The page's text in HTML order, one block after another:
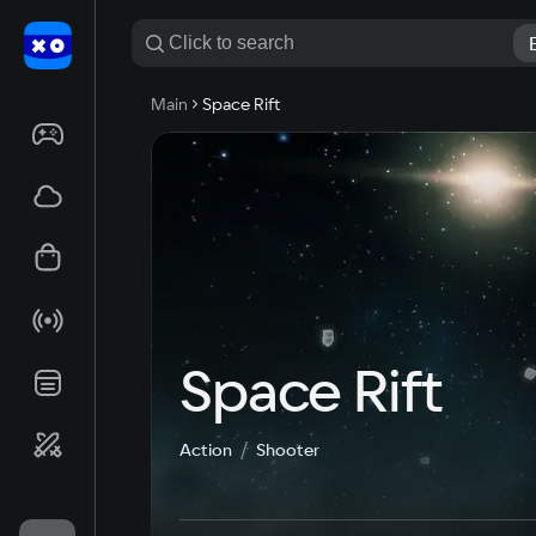
Main Space Rift
Space Rift
Action Shooter